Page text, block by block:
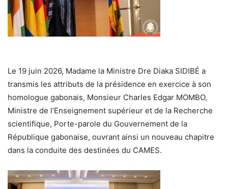
Le 19 juin 2026, Madame la Ministre Dre Diaka SIDIBÉ a
transmis les attributs de la présidence en exercice à son
homologue gabonais, Monsieur Charles Edgar MOMBO,
Ministre de l’Enseignement supérieur et de la Recherche
scientifique, Porte-parole du Gouvernement de la
République gabonaise, ouvrant ainsi un nouveau chapitre
dans la conduite des destinées du CAMES.